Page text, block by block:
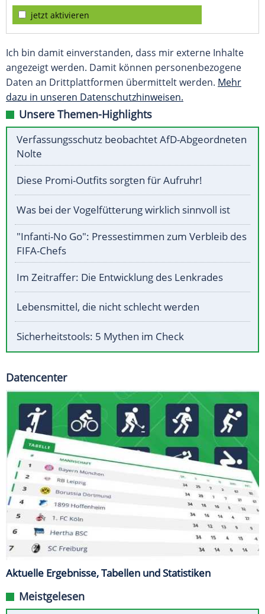
jetzt aktivieren
Ich bin damit einverstanden, dass mir externe Inhalte
angezeigt werden. Damit können personenbezogene
Daten an Drittplattformen übermittelt werden. Mehr
dazu in unseren Datenschutzhinweisen.
Unsere Themen-Highlights
Verfassungsschutz beobachtet AfD-Abgeordneten
Nolte
Diese Promi-Outfits sorgten für Aufruhr!
Was bei der Vogelfütterung wirklich sinnvoll ist
"Infanti-No Go": Pressestimmen zum Verbleib des
FIFA-Chefs
Im Zeitraffer: Die Entwicklung des Lenkrades
Lebensmittel, die nicht schlecht werden
Sicherheitstools: 5 Mythen im Check
Datencenter
Aktuelle Ergebnisse, Tabellen und Statistiken
Meistgelesen